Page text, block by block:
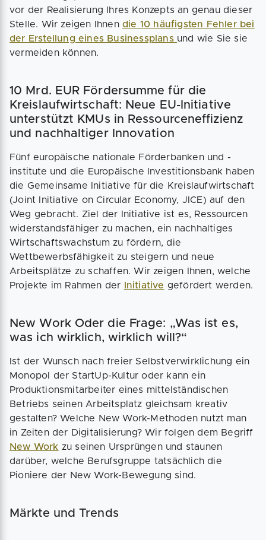
vor der Realisierung Ihres Konzepts an genau dieser
Stelle. Wir zeigen Ihnen die 10 häufigsten Fehler bei
der Erstellung eines Businessplans und wie Sie sie
vermeiden können.
10 Mrd. EUR Fördersumme für die
Kreislaufwirtschaft: Neue EU-Initiative
unterstützt KMUs in Ressourceneffizienz
und nachhaltiger Innovation
Fünf europäische nationale Förderbanken und -
institute und die Europäische Investitionsbank haben
die Gemeinsame Initiative für die Kreislaufwirtschaft
(Joint Initiative on Circular Economy, JICE) auf den
Weg gebracht. Ziel der Initiative ist es, Ressourcen
widerstandsfähiger zu machen, ein nachhaltiges
Wirtschaftswachstum zu fördern, die
Wettbewerbsfähigkeit zu steigern und neue
Arbeitsplätze zu schaffen. Wir zeigen Ihnen, welche
Projekte im Rahmen der
Initiative gefördert werden.
New Work Oder die Frage: „Was ist es,
was ich wirklich, wirklich will?“
Ist der Wunsch nach freier Selbstverwirklichung ein
Monopol der StartUp-Kultur oder kann ein
Produktionsmitarbeiter eines mittelständischen
Betriebs seinen Arbeitsplatz gleichsam kreativ
gestalten? Welche New Work-Methoden nutzt man
in Zeiten der Digitalisierung? Wir folgen dem Begriff
New Work zu seinen Ursprüngen und staunen
darüber, welche Berufsgruppe tatsächlich die
Pioniere der New Work-Bewegung sind.
Märkte und Trends